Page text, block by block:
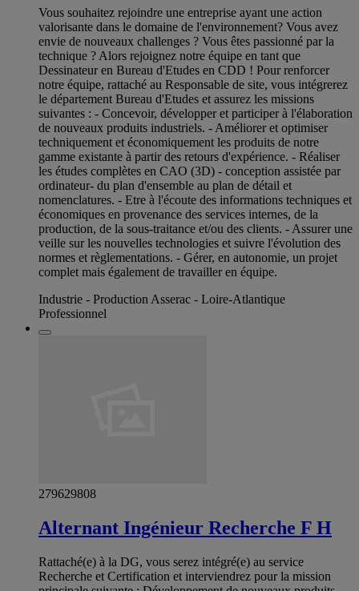
Vous souhaitez rejoindre une entreprise ayant une action
valorisante dans le domaine de l'environnement? Vous avez
envie de nouveaux challenges ? Vous êtes passionné par la
technique ? Alors rejoignez notre équipe en tant que
Dessinateur en Bureau d'Etudes en CDD ! Pour renforcer
notre équipe, rattaché au Responsable de site, vous intégrerez
le département Bureau d'Etudes et assurez les missions
suivantes : - Concevoir, développer et participer à l'élaboration
de nouveaux produits industriels. - Améliorer et optimiser
techniquement et économiquement les produits de notre
gamme existante à partir des retours d'expérience. - Réaliser
les études complètes en CAO (3D) - conception assistée par
ordinateur- du plan d'ensemble au plan de détail et
nomenclatures. - Etre à l'écoute des informations techniques et
économiques en provenance des services internes, de la
production, de la sous-traitance et/ou des clients. - Assurer une
veille sur les nouvelles technologies et suivre l'évolution des
normes et règlementations. - Gérer, en autonomie, un projet
complet mais également de travailler en équipe.
Industrie - Production Asserac - Loire-Atlantique
Professionnel
279629808
Alternant Ingénieur Recherche F H
Rattaché(e) à la DG, vous serez intégré(e) au service
Recherche et Certification et interviendrez pour la mission